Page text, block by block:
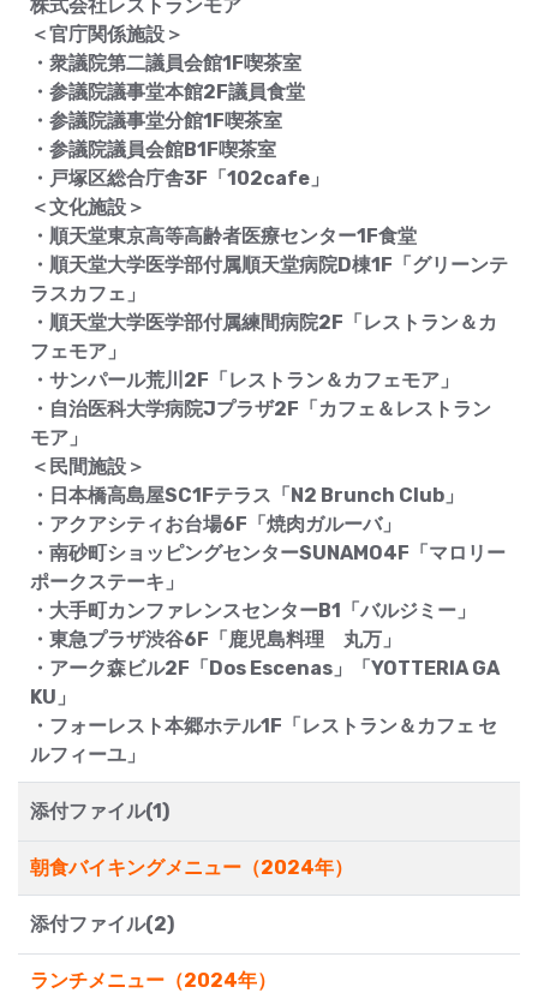
株式会社レストランモア
＜官庁関係施設＞
・衆議院第二議員会館1F喫茶室
・参議院議事堂本館2F議員食堂
・参議院議事堂分館1F喫茶室
・参議院議員会館B1F喫茶室
・戸塚区総合庁舎3F「102cafe」
＜文化施設＞
・順天堂東京高等高齢者医療センター1F食堂
・順天堂大学医学部付属順天堂病院D棟1F「グリーンテ
ラスカフェ」
・順天堂大学医学部付属練間病院2F「レストラン＆カ
フェモア」
・サンパール荒川2F「レストラン＆カフェモア」
・自治医科大学病院Jプラザ2F「カフェ＆レストラン
モア」
＜民間施設＞
・日本橋高島屋SC1Fテラス「N2 Brunch Club」
・アクアシティお台場6F「焼肉ガルーバ」
・南砂町ショッピングセンターSUNAMO4F「マロリー
ポークステーキ」
・大手町カンファレンスセンターB1「バルジミー」
・東急プラザ渋谷6F「鹿児島料理 丸万」
・アーク森ビル2F「Dos Escenas」「YOTTERIA GA
KU」
・フォーレスト本郷ホテル1F「レストラン＆カフェ セ
ルフィーユ」
添付ファイル(1)
朝食バイキングメニュー（2024年）
添付ファイル(2)
ランチメニュー（2024年）